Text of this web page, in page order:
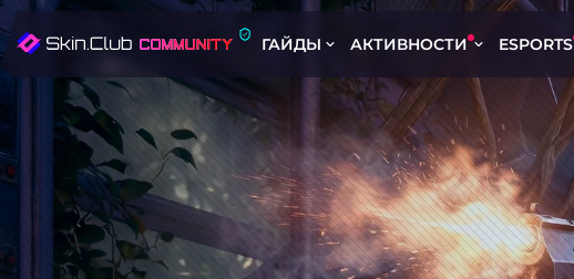
ГАЙДЫ АКТИВНОСТИ ESPORTS